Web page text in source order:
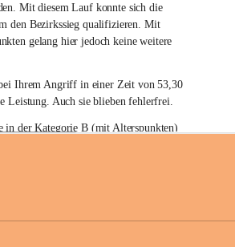
Mit diesem Lauf konnte sich die
den Bezirkssieg qualifizieren. Mit
gelang hier jedoch keine weitere
Ihrem Angriff in einer Zeit von 53,30
Leistung. Auch sie blieben fehlerfrei.
in der Kategorie B (mit Alterspunkten)